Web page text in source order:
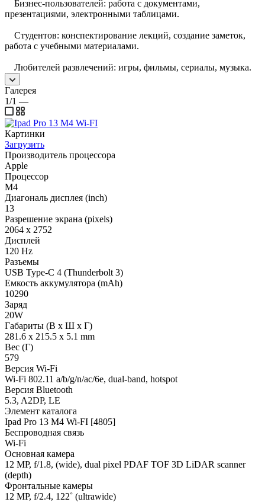
Бизнес-пользователей: работа с документами,
презентациями, электронными таблицами.
Студентов: конспектирование лекций, создание заметок,
работа с учебными материалами.
Любителей развлечений: игры, фильмы, сериалы, музыка.
Галерея
1/1 —
Картинки
Загрузить
Производитель процессора
Apple
Процессор
M4
Диагональ дисплея (inch)
13
Разрешение экрана (pixels)
2064 x 2752
Дисплей
120 Hz
Разъемы
USB Type-C 4 (Thunderbolt 3)
Емкость аккумулятора (mAh)
10290
Заряд
20W
Габариты (В х Ш х Г)
281.6 x 215.5 x 5.1 mm
Вес (Г)
579
Версия Wi-Fi
Wi-Fi 802.11 a/b/g/n/ac/6e, dual-band, hotspot
Версия Bluetooth
5.3, A2DP, LE
Элемент каталога
Ipad Pro 13 M4 Wi-FI [4805]
Беспроводная связь
Wi-Fi
Основная камера
12 MP, f/1.8, (wide), dual pixel PDAF TOF 3D LiDAR scanner
(depth)
Фронтальные камеры
12 MP, f/2.4, 122˚ (ultrawide)